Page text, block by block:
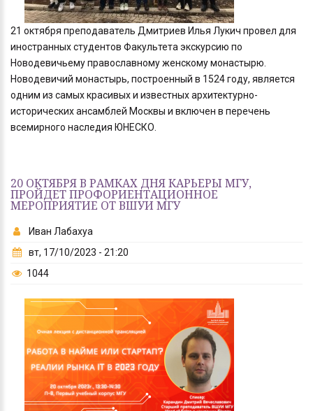
21 октября преподаватель Дмитриев Илья Лукич провел для
иностранных студентов Факультета экскурсию по
Новодевичьему православному женскому монастырю.
Новодевичий монастырь, построенный в 1524 году, является
одним из самых красивых и известных архитектурно-
исторических ансамблей Москвы и включен в перечень
всемирного наследия ЮНЕСКО.
20 ОКТЯБРЯ В РАМКАХ ДНЯ КАРЬЕРЫ МГУ,
ПРОЙДЕТ ПРОФОРИЕНТАЦИОННОЕ
МЕРОПРИЯТИЕ ОТ ВШУИ МГУ
Иван Лабахуа
вт, 17/10/2023 - 21:20
1044